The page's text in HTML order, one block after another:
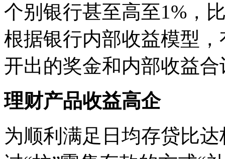
个别银行甚至高至1%，
根据银行内部收益模型
开出的奖金和内部收益合
理财产品收益高企
为顺利满足日均存贷比